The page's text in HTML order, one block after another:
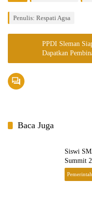
Penulis: Respati Agsa
PPDI Sleman
Dapatkan
Baca Juga
Siswi
Summit